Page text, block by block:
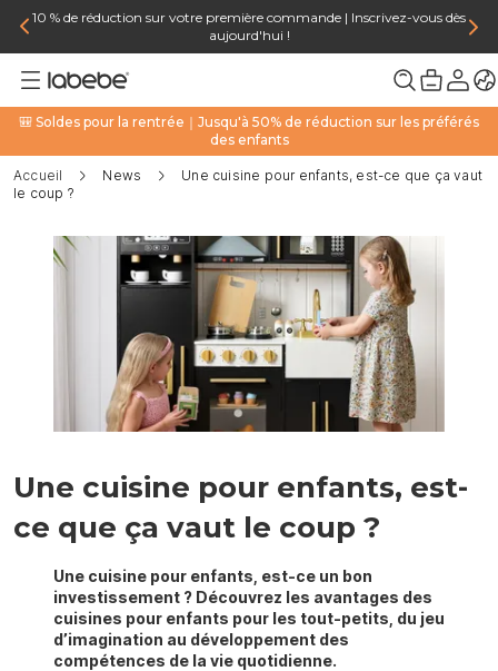
10 % de réduction sur votre première commande | Inscrivez-vous dès
aujourd'hui !
🎒 Soldes pour la rentrée｜Jusqu'à 50% de réduction sur les préférés
des enfants
Accueil News
Une cuisine pour enfants, est-ce que ça vaut
le coup ?
Une cuisine pour enfants, est-
ce que ça vaut le coup ?
Une cuisine pour enfants, est-ce un bon
investissement ? Découvrez les avantages des
cuisines pour enfants pour les tout-petits, du jeu
d’imagination au développement des
compétences de la vie quotidienne.